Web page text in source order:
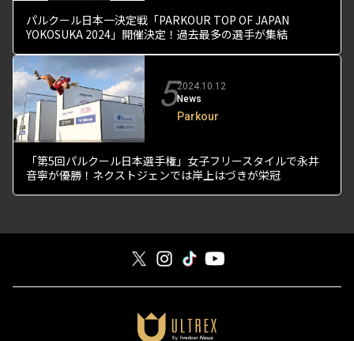
パルクール日本一決定戦「PARKOUR TOP OF JAPAN
YOKOSUKA 2024」開催決定！過去最多の選手が集結
52024.10.12
News
Parkour
「第5回パルクール日本選手権」女子フリースタイルで永井
音寧が優勝！ネクストジェンでは岸上はづきが栄冠